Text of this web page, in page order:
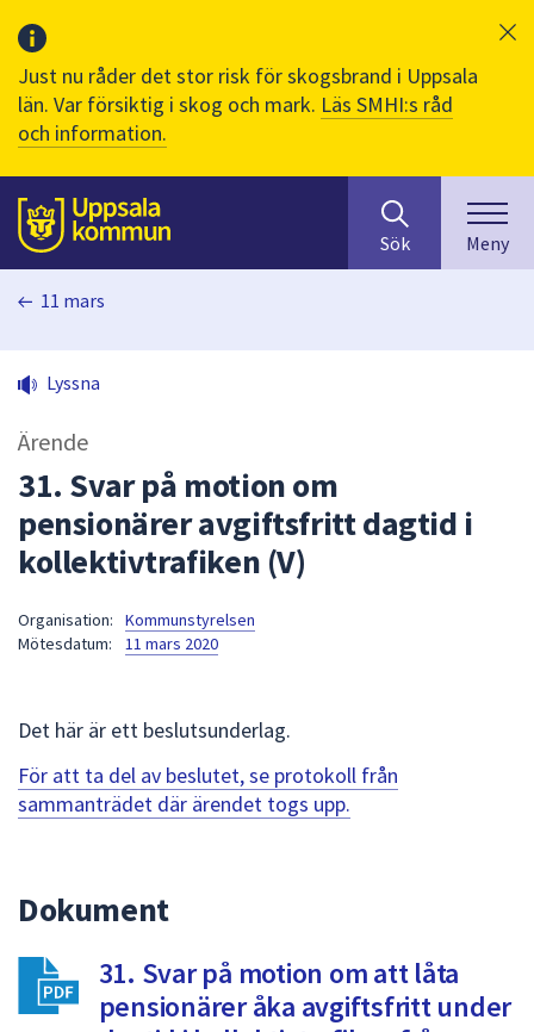
Just nu råder det stor risk för skogsbrand i Uppsala
län. Var försiktig i skog och mark. Läs SMHI:s råd
och information.
Till sidans
huvudinnehåll
efter
innehåll
på
sökförslag
att
navigera
mellan
välja
något
Sök Meny
11 mars
Lyssna
Ärende
31. Svar på motion om
pensionärer avgiftsfritt dagtid i
kollektivtrafiken (V)
Organisation:
Kommunstyrelsen
Mötesdatum:
11 mars 2020
Det här är ett beslutsunderlag.
För att ta del av beslutet, se protokoll från
sammanträdet där ärendet togs upp.
Dokument
31. Svar på motion om att låta
pensionärer åka avgiftsfritt under